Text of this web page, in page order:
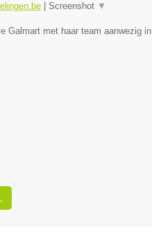
| Screenshot ▼
Galmart met haar team aanwezig in